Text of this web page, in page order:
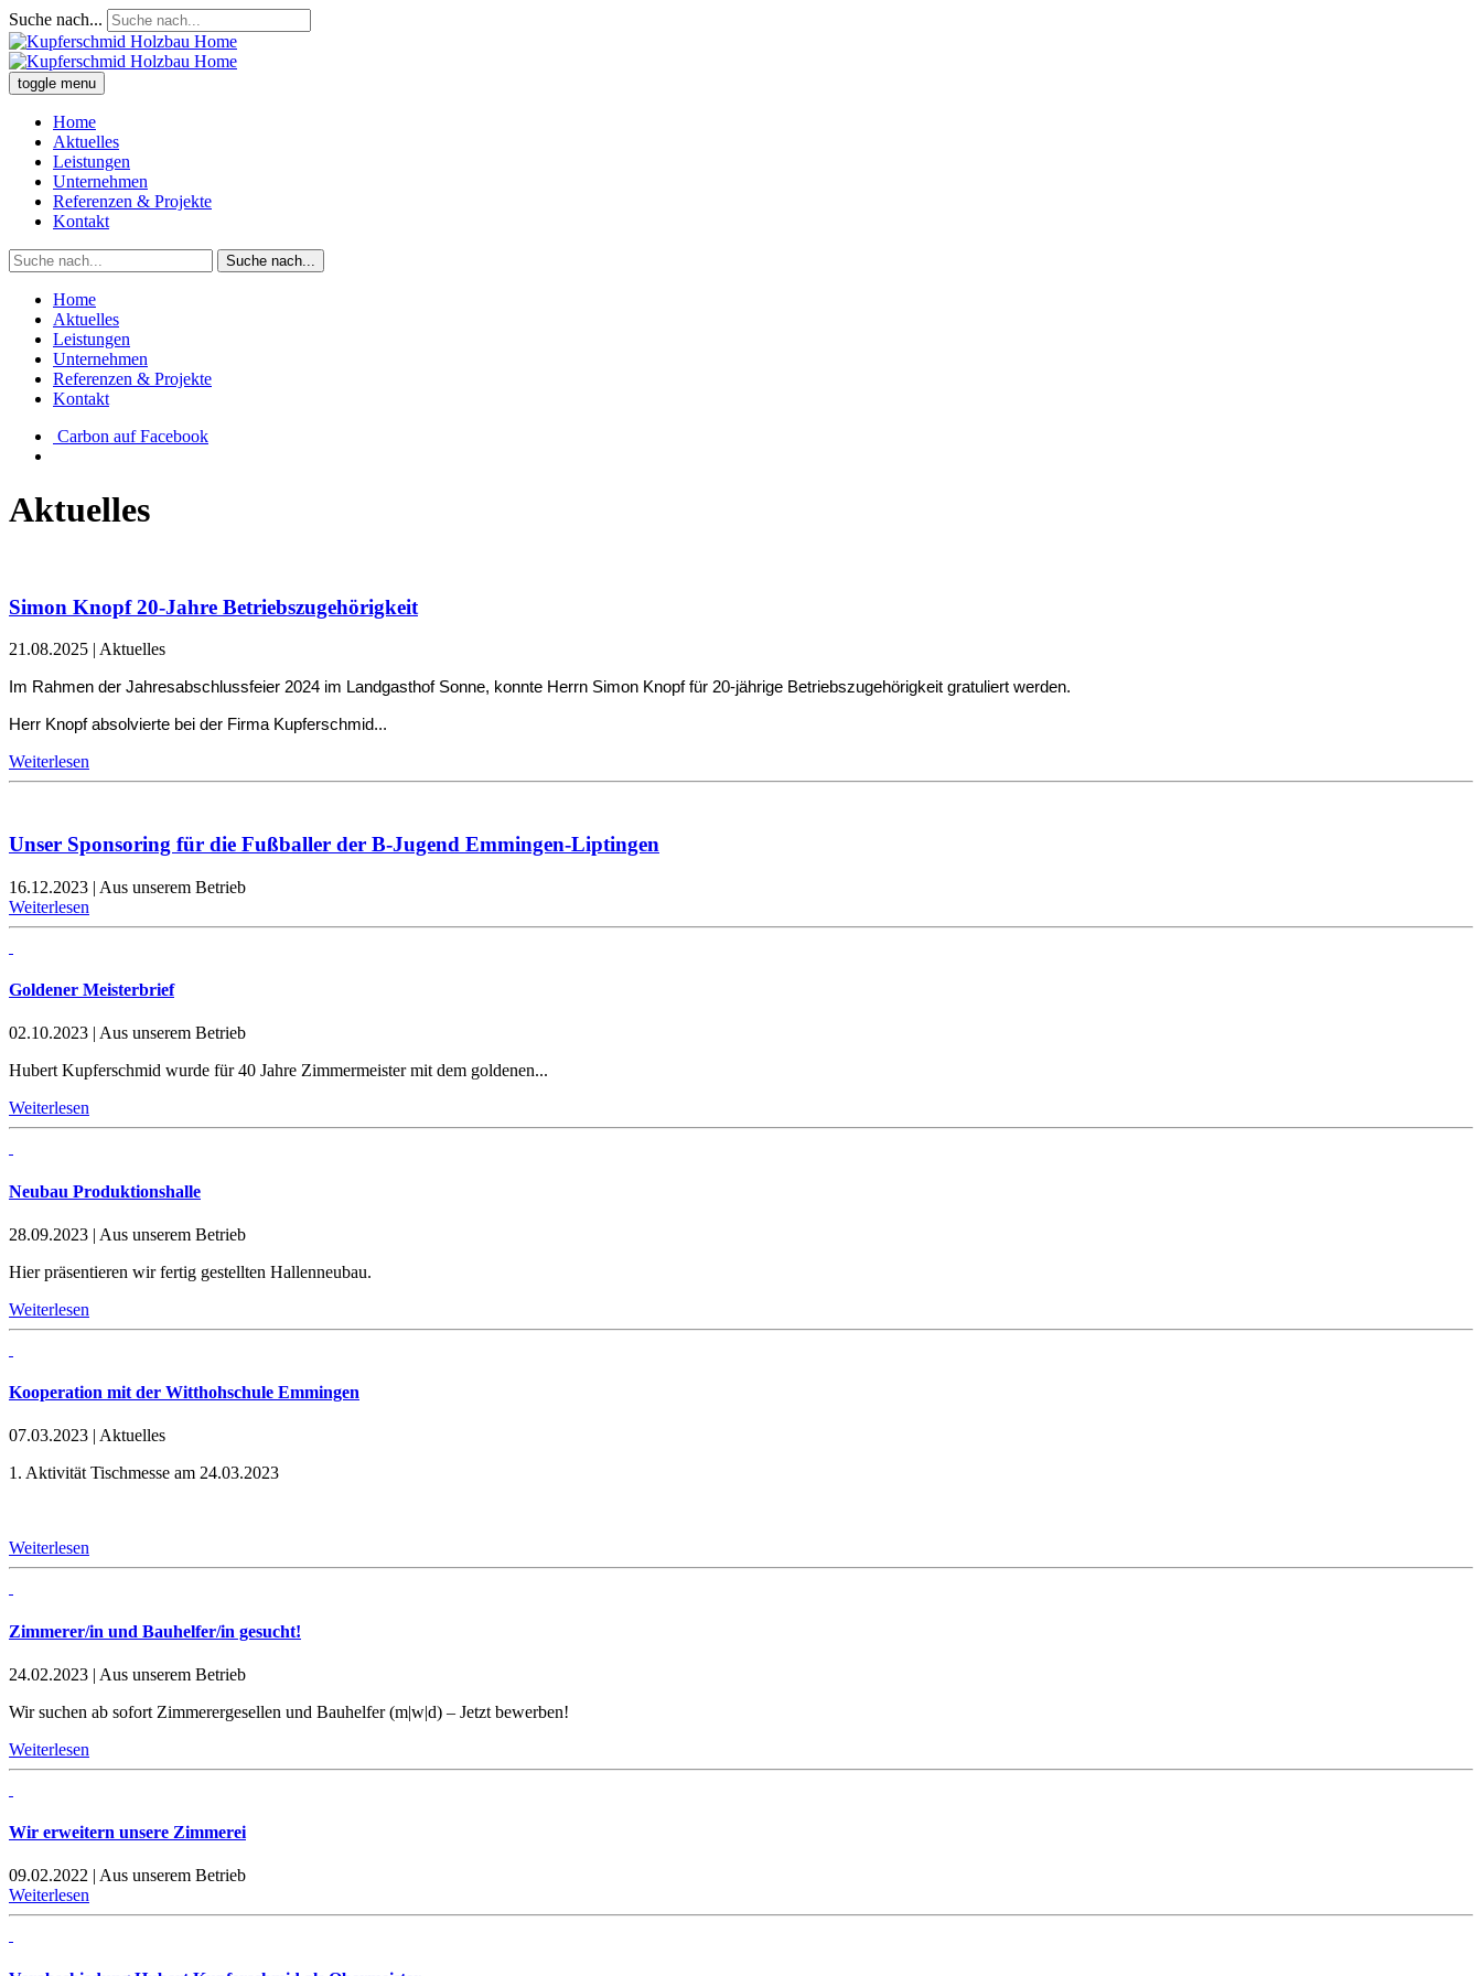
Suche nach...
toggle menu
Home
Aktuelles
Leistungen
Unternehmen
Referenzen & Projekte
Kontakt
Suche nach...
Home
Aktuelles
Leistungen
Unternehmen
Referenzen & Projekte
Kontakt
Carbon auf Facebook
Aktuelles
Simon Knopf 20-Jahre Betriebszugehörigkeit
21.08.2025 | Aktuelles
Im Rahmen der Jahresabschlussfeier 2024 im Landgasthof Sonne, konnte Herrn Simon Knopf für 20-jährige Betriebszugehörigkeit gratuliert werden.
Herr Knopf absolvierte bei der Firma Kupferschmid...
Weiterlesen
Unser Sponsoring für die Fußballer der B-Jugend Emmingen-Liptingen
16.12.2023 | Aus unserem Betrieb
Weiterlesen
Goldener Meisterbrief
02.10.2023 | Aus unserem Betrieb
Hubert Kupferschmid wurde für 40 Jahre Zimmermeister mit dem goldenen...
Weiterlesen
Neubau Produktionshalle
28.09.2023 | Aus unserem Betrieb
Hier präsentieren wir fertig gestellten Hallenneubau.
Weiterlesen
Kooperation mit der Witthohschule Emmingen
07.03.2023 | Aktuelles
1. Aktivität Tischmesse am 24.03.2023
Weiterlesen
Zimmerer/in und Bauhelfer/in gesucht!
24.02.2023 | Aus unserem Betrieb
Wir suchen ab sofort Zimmerergesellen und Bauhelfer (m|w|d) – Jetzt bewerben!
Weiterlesen
Wir erweitern unsere Zimmerei
09.02.2022 | Aus unserem Betrieb
Weiterlesen